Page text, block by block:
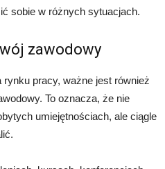
sobie w różnych sytuacjach.
zawodowy
rynku pracy, ważne jest również
To oznacza, że nie
umiejętnościach, ale ciągle